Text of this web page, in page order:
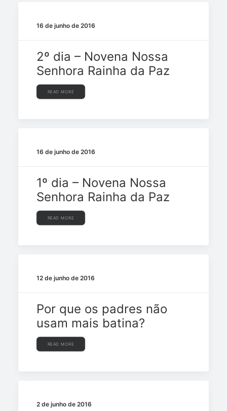
16 de junho de 2016
2º dia – Novena Nossa
Senhora Rainha da Paz
READ MORE
16 de junho de 2016
1º dia – Novena Nossa
Senhora Rainha da Paz
READ MORE
12 de junho de 2016
Por que os padres não
usam mais batina?
READ MORE
2 de junho de 2016